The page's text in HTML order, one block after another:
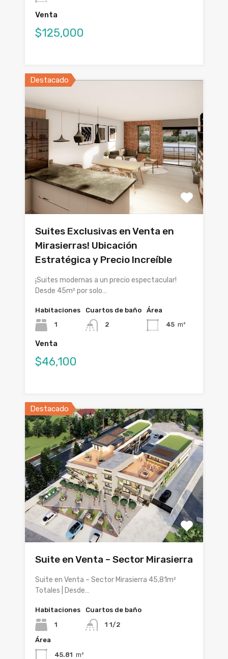
Venta
$125,000
Destacado
Suites Exclusivas en Venta en
Mirasierras! Ubicación
Estratégica y Precio Increíble
¡Suites modernas a un precio espectacular!
Desde 45m² por solo…
Habitaciones
1
Cuartos de baño
2
Área
45 m²
Venta
$46,100
Destacado
Suite en Venta – Sector Mirasierra
Suite en Venta – Sector Mirasierra 45,81m²
Totales | Desde…
Habitaciones
1
Cuartos de baño
1 1/2
Área
45.81 m²